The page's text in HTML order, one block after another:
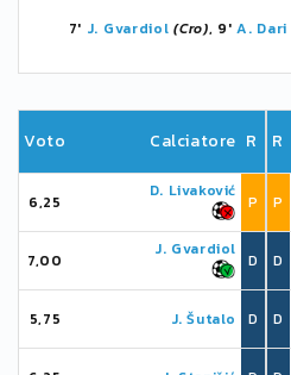
7' J. Gvardiol (Cro), 9'A. Dari
Voto Calciatore R
6,25
D. Livaković
P
7,00
J. Gvardiol
D
5,75 J. Šutalo D
R
P
D
D